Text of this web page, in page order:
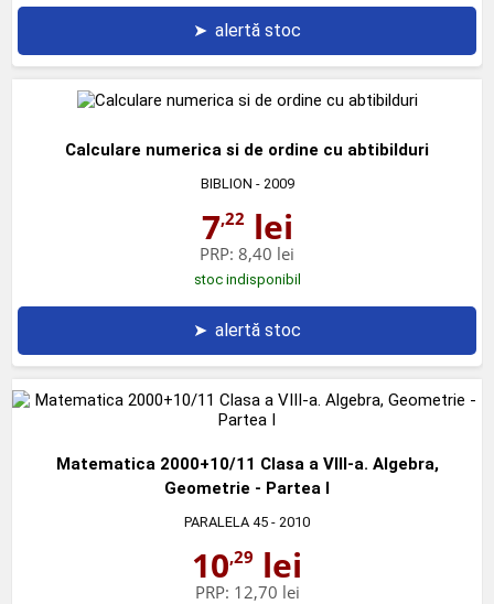
➤ alertă stoc
Calculare numerica si de ordine cu abtibilduri
BIBLION - 2009
7,22lei
PRP: 8,40 lei
stoc indisponibil
➤ alertă stoc
Matematica 2000+10/11 Clasa a VIII-a. Algebra,
Geometrie - Partea I
PARALELA 45 - 2010
10,29 lei
PRP: 12,70 lei